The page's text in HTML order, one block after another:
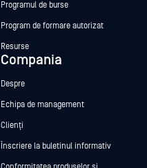
Programul de burse
Program de formare autorizat
Resurse
Compania
Despre
Echipa de management
Clienți
Înscriere la buletinul informativ